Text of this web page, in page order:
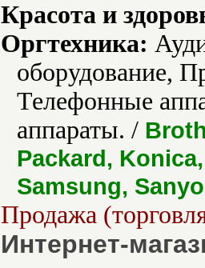
Красота и
Оргтехника:
оборудование,
Телефонные
аппараты. /
Packard,
Samsung,
Продажа
Интернет-